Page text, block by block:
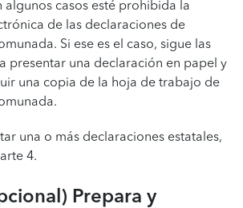
algunos casos esté prohibida la
de las declaraciones de
Si ese es el caso, sigue las
presentar una declaración en papel y
una copia de la hoja de trabajo de
una o más declaraciones estatales,
4.
Prepara y